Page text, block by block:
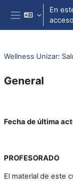
Salta al contenido
Panel lateral
En
Wellness Unizar:
General
Fecha de última
PROFESORADO
El material de este